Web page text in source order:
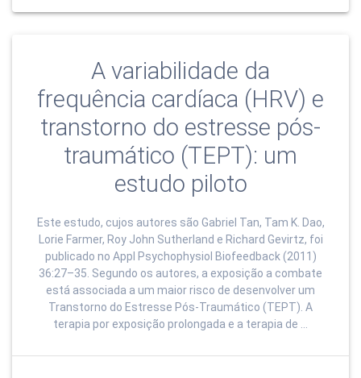
A variabilidade da
frequência cardíaca (HRV) e
transtorno do estresse pós-
traumático (TEPT): um
estudo piloto
Este estudo, cujos autores são Gabriel Tan, Tam K. Dao,
Lorie Farmer, Roy John Sutherland e Richard Gevirtz, foi
publicado no Appl Psychophysiol Biofeedback (2011)
36:27–35. Segundo os autores, a exposição a combate
está associada a um maior risco de desenvolver um
Transtorno do Estresse Pós-Traumático (TEPT). A
terapia por exposição prolongada e a terapia de …